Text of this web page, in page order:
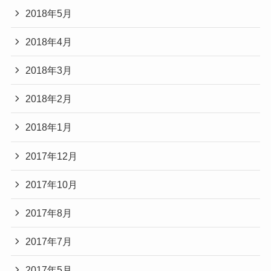
2018年5月
2018年4月
2018年3月
2018年2月
2018年1月
2017年12月
2017年10月
2017年8月
2017年7月